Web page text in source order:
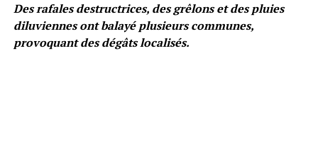
Des rafales destructrices, des grêlons et des pluies
diluviennes ont balayé plusieurs communes,
provoquant des dégâts localisés.